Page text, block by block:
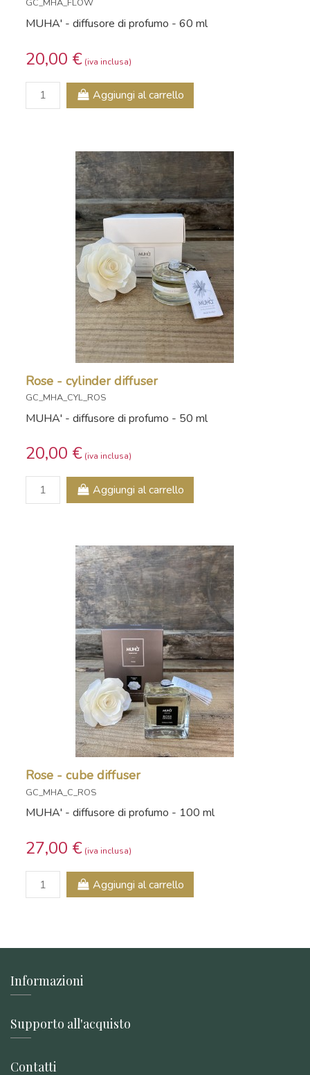
GC_MHA_FLOW
MUHA' - diffusore di profumo - 60 ml
20,00 €
Aggiungi al carrello
Rose - cylinder diffuser
GC_MHA_CYL_ROS
MUHA' - diffusore di profumo - 50 ml
20,00 €
Aggiungi al carrello
Rose - cube diffuser
GC_MHA_C_ROS
MUHA' - diffusore di profumo - 100 ml
27,00 €
Aggiungi al carrello
Informazioni
Supporto all'acquisto
Contatti